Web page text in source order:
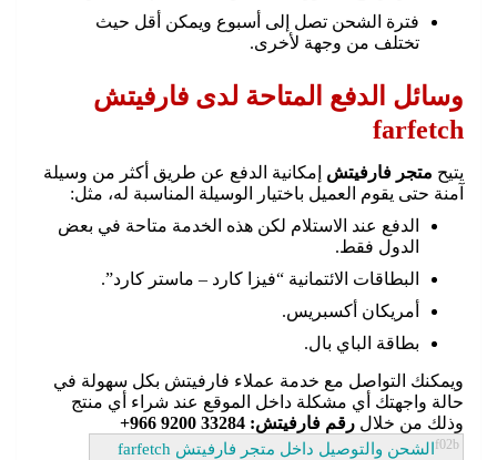
فترة الشحن تصل إلى أسبوع ويمكن أقل حيث
تختلف من وجهة لأخرى.
وسائل الدفع المتاحة لدى فارفيتش
farfetch
يتيح متجر فارفيتش إمكانية الدفع عن طريق أكثر من وسيلة
آمنة حتى يقوم العميل باختيار الوسيلة المناسبة له، مثل:
الدفع عند الاستلام لكن هذه الخدمة متاحة في بعض
الدول فقط.
البطاقات الائتمانية “فيزا كارد – ماستر كارد”.
أمريكان أكسبريس.
بطاقة الباي بال.
ويمكنك التواصل مع خدمة عملاء فارفيتش بكل سهولة في
حالة واجهتك أي مشكلة داخل الموقع عند شراء أي منتج
وذلك من خلال رقم فارفيتش: 33284 9200 966+
الشحن والتوصيل داخل متجر فارفيتش farfetch